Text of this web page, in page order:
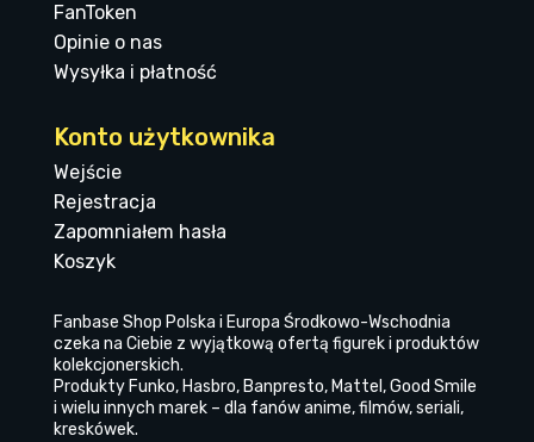
FanToken
Opinie o nas
Wysyłka i płatność
Konto użytkownika
Wejście
Rejestracja
Zapomniałem hasła
Koszyk
Fanbase Shop Polska i Europa Środkowo-Wschodnia
czeka na Ciebie z wyjątkową ofertą figurek i produktów
kolekcjonerskich.
Produkty Funko, Hasbro, Banpresto, Mattel, Good Smile
i wielu innych marek – dla fanów anime, filmów, seriali,
kreskówek.